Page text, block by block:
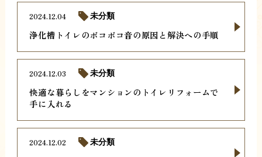
浄化槽トイレのボコボコ音の原因と解決への手順
2024.12.04 未分類
快適な暮らしをマンションのトイレリフォームで
手に入れる
2024.12.03 未分類
2024.12.02 未分類